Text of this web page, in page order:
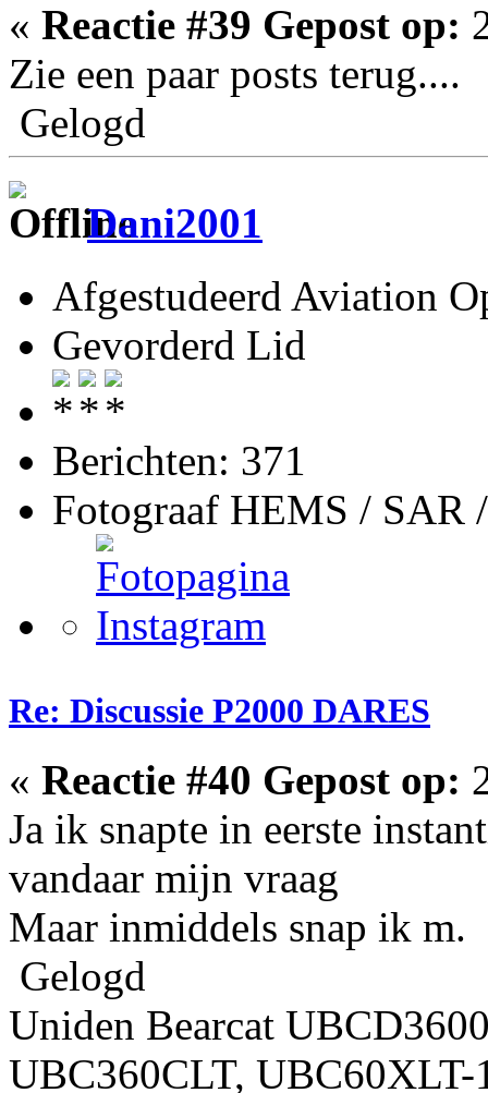
« Reactie #39 Gepost op:
Zie een paar posts terug....
Gelogd
Dani2001
Afgestudeerd Aviation
Gevorderd Lid
Berichten: 371
Fotograaf HEMS / SAR
Re: Discussie P2000 DARES
« Reactie #40 Gepost op:
Ja ik snapte in eerste
vandaar mijn vraag
Maar inmiddels snap ik m.
Gelogd
Uniden Bearcat
UBC360CLT,